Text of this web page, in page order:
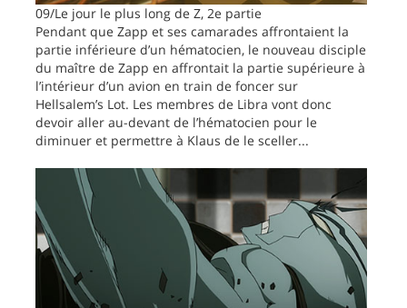
09/Le jour le plus long de Z, 2e partie
Pendant que Zapp et ses camarades affrontaient la
partie inférieure d’un hématocien, le nouveau disciple
du maître de Zapp en affrontait la partie supérieure à
l’intérieur d’un avion en train de foncer sur
Hellsalem’s Lot. Les membres de Libra vont donc
devoir aller au-devant de l’hématocien pour le
diminuer et permettre à Klaus de le sceller...